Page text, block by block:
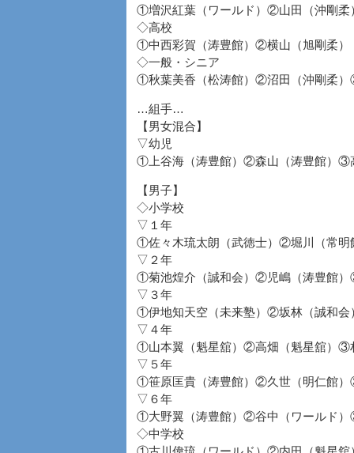
①増沢紅葉（ワールド）②山田（沖剛
◇高校
①中西彩賀（涛豊館）②横山（旭剛柔）
◇一般・シニア
①秋葉美香（松涛館）②沼田（沖剛柔
…組手…
【男女混合】
▽幼児
①上谷海（涛豊館）②森山（涛豊館）③
【男子】
◇小学校
▽１年
①佐々木琉太朗（武徳士）②堀川（常
▽２年
①菊池煌介（誠和会）②児嶋（涛豊館
▽３年
①伊地知天空（未来塾）②坂林（誠和
▽４年
①山本翼（魁星舘）②高畑（魁星舘）③
▽５年
①笹原匡貴（涛豊館）②久世（明仁館
▽６年
①大野翼（涛豊館）②谷中（ワールド
◇中学校